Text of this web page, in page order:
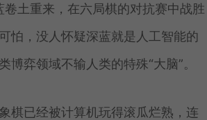
土重来，在六局棋的对抗赛中战胜
怕，没人怀疑深蓝就是人工智能的
弈领域不输人类的特殊“大脑”。
棋已经被计算机玩得滚瓜烂熟，连